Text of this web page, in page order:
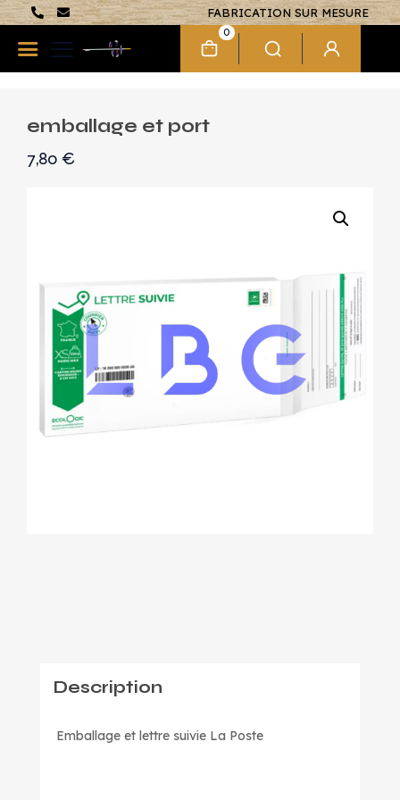
FABRICATION SUR MESURE
0
emballage et port
7,80 €
Description
Emballage et lettre suivie La Poste